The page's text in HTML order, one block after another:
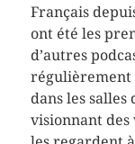
Français
ont été les
d’autres
régulièrement
dans les salles
visionnant des